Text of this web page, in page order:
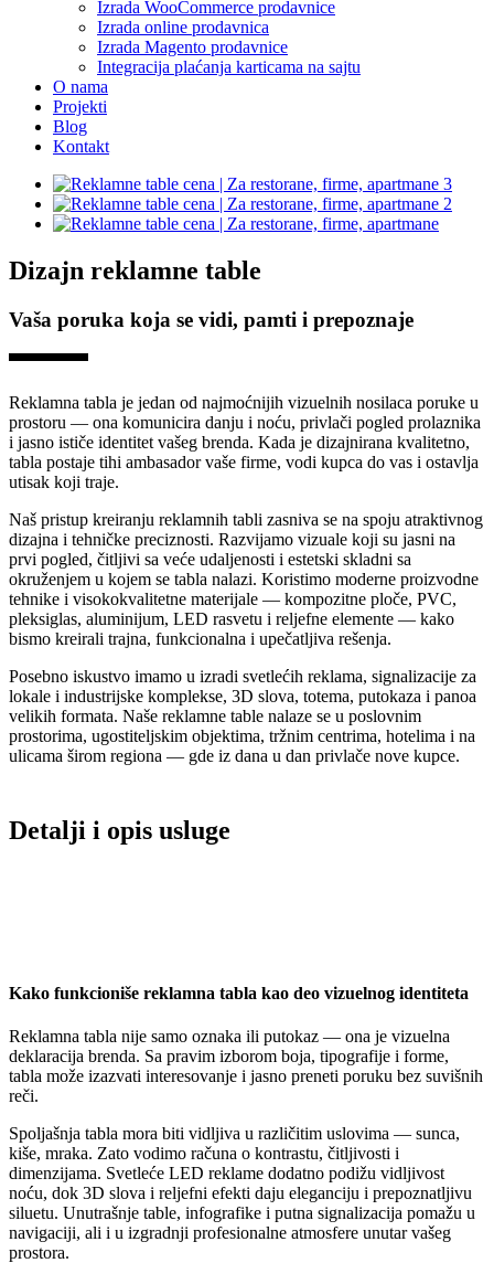
Izrada WooCommerce prodavnice
Izrada online prodavnica
Izrada Magento prodavnice
Integracija plaćanja karticama na sajtu
O nama
Projekti
Blog
Kontakt
Dizajn reklamne table
Vaša poruka koja se vidi, pamti i prepoznaje
Reklamna tabla je jedan od najmoćnijih vizuelnih nosilaca poruke u
prostoru — ona komunicira danju i noću, privlači pogled prolaznika
i jasno ističe identitet vašeg brenda. Kada je dizajnirana kvalitetno,
tabla postaje tihi ambasador vaše firme, vodi kupca do vas i ostavlja
utisak koji traje.
Naš pristup kreiranju reklamnih tabli zasniva se na spoju atraktivnog
dizajna i tehničke preciznosti. Razvijamo vizuale koji su jasni na
prvi pogled, čitljivi sa veće udaljenosti i estetski skladni sa
okruženjem u kojem se tabla nalazi. Koristimo moderne proizvodne
tehnike i visokokvalitetne materijale — kompozitne ploče, PVC,
pleksiglas, aluminijum, LED rasvetu i reljefne elemente — kako
bismo kreirali trajna, funkcionalna i upečatljiva rešenja.
Posebno iskustvo imamo u izradi svetlećih reklama, signalizacije za
lokale i industrijske komplekse, 3D slova, totema, putokaza i panoa
velikih formata. Naše reklamne table nalaze se u poslovnim
prostorima, ugostiteljskim objektima, tržnim centrima, hotelima i na
ulicama širom regiona — gde iz dana u dan privlače nove kupce.
Detalji i opis usluge
Kako funkcioniše reklamna tabla kao deo vizuelnog identiteta
Reklamna tabla nije samo oznaka ili putokaz — ona je vizuelna
deklaracija brenda. Sa pravim izborom boja, tipografije i forme,
tabla može izazvati interesovanje i jasno preneti poruku bez suvišnih
reči.
Spoljašnja tabla mora biti vidljiva u različitim uslovima — sunca,
kiše, mraka. Zato vodimo računa o kontrastu, čitljivosti i
dimenzijama. Svetleće LED reklame dodatno podižu vidljivost
noću, dok 3D slova i reljefni efekti daju eleganciju i prepoznatljivu
siluetu. Unutrašnje table, infografike i putna signalizacija pomažu u
navigaciji, ali i u izgradnji profesionalne atmosfere unutar vašeg
prostora.